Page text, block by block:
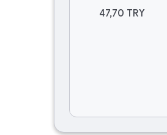
47,70 TRY